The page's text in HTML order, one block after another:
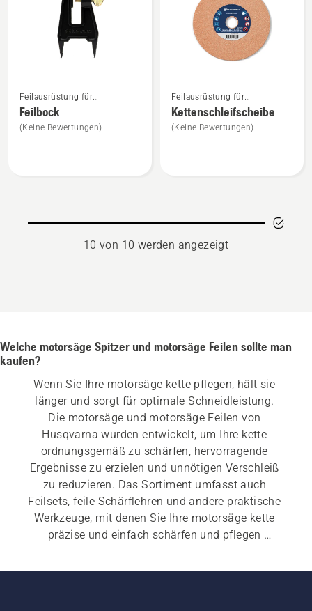
Details
zu
Feilbock
Feilausrüstung für
Motorsägen
Feilbock
(Keine Bewertungen)
Details
zu
Kettenschleifscheibe
Feilausrüstung für
Motorsägen
Kettenschleifscheibe
(Keine Bewertungen)
10 von 10 werden angezeigt
Welche motorsäge Spitzer und motorsäge Feilen sollte man
kaufen?
Wenn Sie Ihre motorsäge kette pflegen, hält sie
länger und sorgt für optimale Schneidleistung.
Die motorsäge und motorsäge Feilen von
Husqvarna wurden entwickelt, um Ihre kette
ordnungsgemäß zu schärfen, hervorragende
Ergebnisse zu erzielen und unnötigen Verschleiß
zu reduzieren. Das Sortiment umfasst auch
Feilsets, feile Schärflehren und andere praktische
Werkzeuge, mit denen Sie Ihre motorsäge kette
präzise und einfach schärfen und pflegen